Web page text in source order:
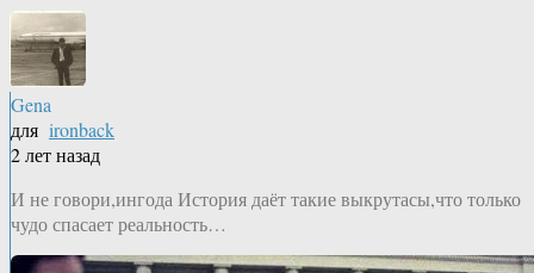
Gena
для ironback
2 лет назад
И не говори,ингода История даёт такие выкрутасы,что только
чудо спасает реальность…